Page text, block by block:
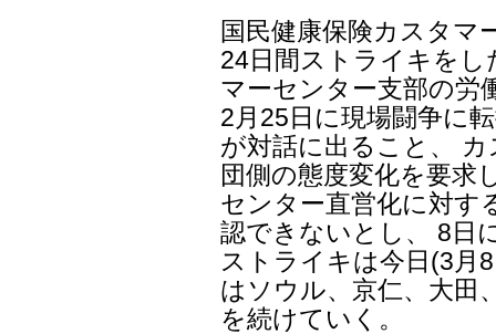
国民健康保険カスタマ
24日間ストライキをし
マーセンター支部の労
2月25日に現場闘争に
が対話に出ること、
団側の態度変化を要求
センター直営化に対す
認できないとし、 8日
ストライキは今日(3月
はソウル、京仁、大田
を続けていく。